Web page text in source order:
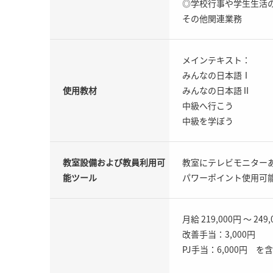
◎学校行事や学生生活
その他関連業務
使用教材
メインテキスト：
みんなの日本語Ⅰ
みんなの日本語Ⅱ
中級へ行こう
中級を学ぼう
教室設備および教員利用可
能ツール
教室にテレビモニター
パワーポイント使用可
月給 219,000円 ～
改善手当：3,000円
PJ手当：6,000円 を含